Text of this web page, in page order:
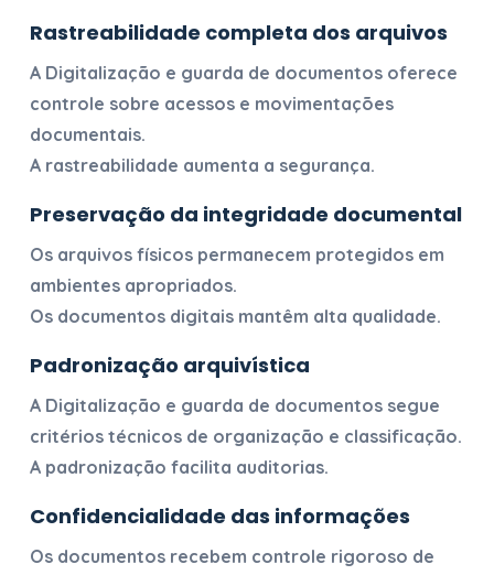
Rastreabilidade completa dos arquivos
A Digitalização e guarda de documentosoferece
controle sobre acessos e movimentações
documentais.
A rastreabilidade aumenta a segurança.
Preservação da integridade documental
Os arquivos físicos permanecem protegidos em
ambientes apropriados.
Os documentos digitais mantêm alta qualidade.
Padronização arquivística
A Digitalização e guarda de documentossegue
critérios técnicos de organização e classificação.
A padronização facilita auditorias.
Confidencialidade das informações
Os documentos recebem controle rigoroso de